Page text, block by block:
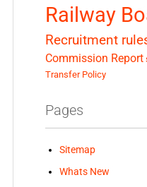
Railway
Recruitment
Commission Report
Transfer Policy
Pages
Sitemap
Whats New